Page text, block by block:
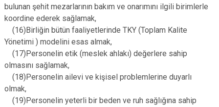
bulunan şehit mezarlarının bakım ve onarımını ilgili birimlerle
koordine ederek sağlamak,
(16)Birliğin bütün faaliyetlerinde TKY (Toplam Kalite
Yönetimi ) modelini esas almak,
(17)Personelin etik (meslek ahlakı) değerlere sahip
olmasını sağlamak,
(18)Personelin ailevi ve kişisel problemlerine duyarlı
olmak,
(19)Personelin yeterli bir beden ve ruh sağlığına sahip